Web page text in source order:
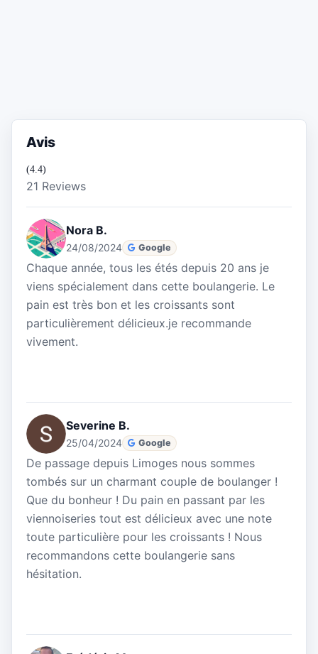
Avis
(4.4)
21 Reviews
Nora B.
24/08/2024 Google
Chaque année, tous les étés depuis 20 ans je
viens spécialement dans cette boulangerie. Le
pain est très bon et les croissants sont
particulièrement délicieux.je recommande
vivement.
Severine B.
25/04/2024 Google
De passage depuis Limoges nous sommes
tombés sur un charmant couple de boulanger !
Que du bonheur ! Du pain en passant par les
viennoiseries tout est délicieux avec une note
toute particulière pour les croissants ! Nous
recommandons cette boulangerie sans
hésitation.